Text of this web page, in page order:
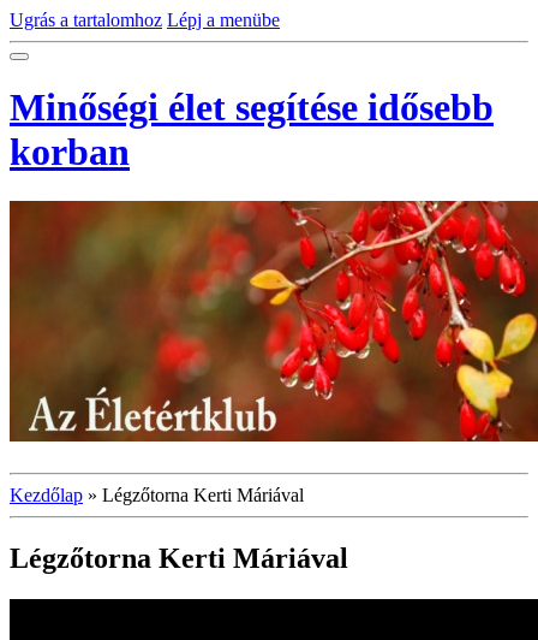
Ugrás a tartalomhoz Lépj a menübe
Minőségi élet segítése idősebb
korban
Kezdőlap » Légzőtorna Kerti Máriával
Légzőtorna Kerti Máriával